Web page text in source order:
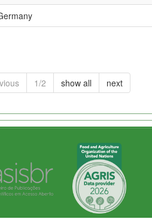
1/2 show all next